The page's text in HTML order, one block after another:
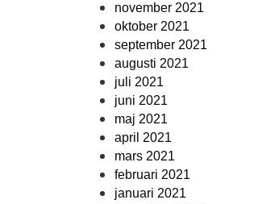
november 2021
oktober 2021
september 2021
augusti 2021
juli 2021
juni 2021
maj 2021
april 2021
mars 2021
februari 2021
januari 2021